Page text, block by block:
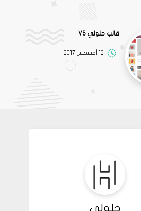
قالب حلولي V5
12 أغسطس 2017
حلولي